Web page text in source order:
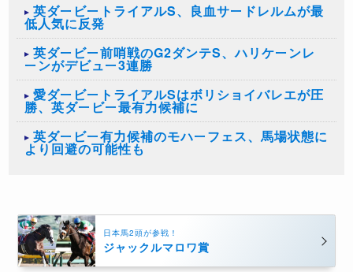
英ダービートライアルS、良血サードレルムが最
低人気に反発
英ダービー前哨戦のG2ダンテS、ハリケーンレ
ーンがデビュー3連勝
愛ダービートライアルSはボリショイバレエが圧
勝、英ダービー最有力候補に
英ダービー有力候補のモハーフェス、馬場状態に
より回避の可能性も
日本馬2頭が参戦！
ジャックルマロワ賞